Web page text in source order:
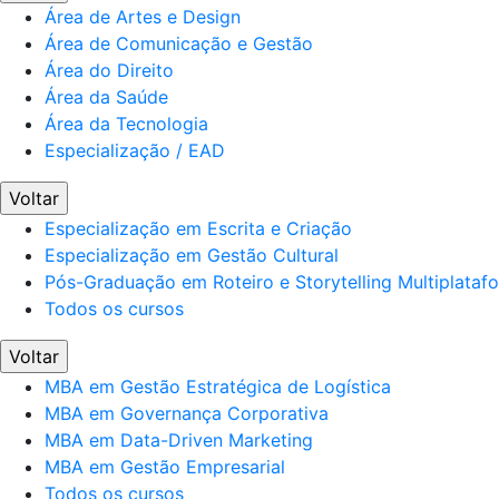
Área de Artes e Design
Área de Comunicação e Gestão
Área do Direito
Área da Saúde
Área da Tecnologia
Especialização / EAD
Voltar
Especialização em Escrita e Criação
Especialização em Gestão Cultural
Pós-Graduação em Roteiro e Storytelling
Todos os cursos
Voltar
MBA em Gestão Estratégica de Logística
MBA em Governança Corporativa
MBA em Data-Driven Marketing
MBA em Gestão Empresarial
Todos os cursos